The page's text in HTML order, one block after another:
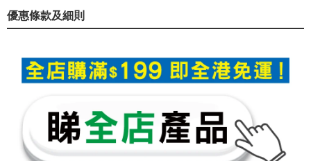
優惠條款及細則